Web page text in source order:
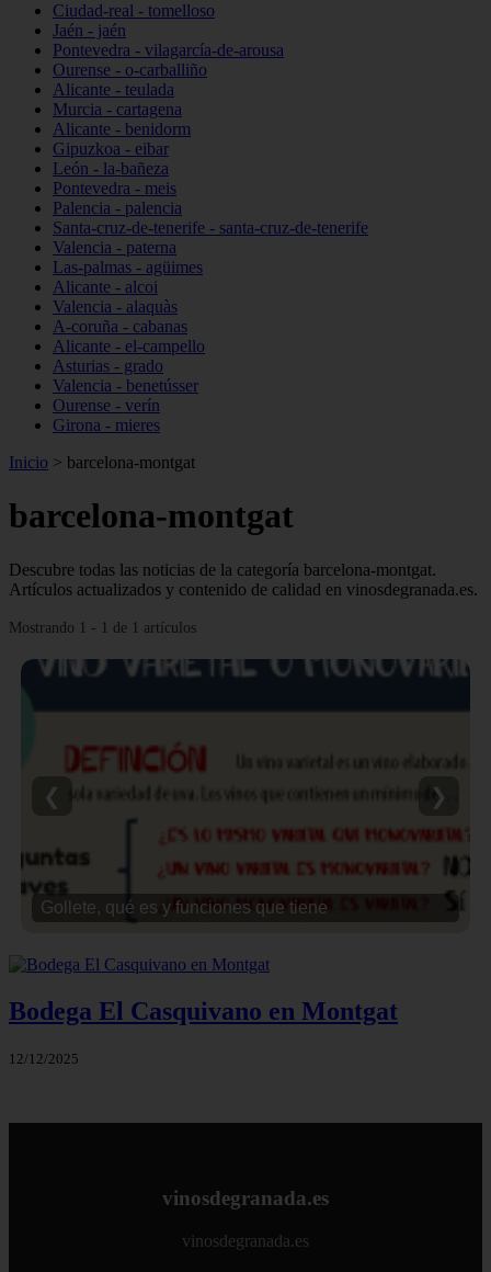
Ciudad-real - tomelloso
Jaén - jaén
Pontevedra - vilagarcía-de-arousa
Ourense - o-carballiño
Alicante - teulada
Murcia - cartagena
Alicante - benidorm
Gipuzkoa - eibar
León - la-bañeza
Pontevedra - meis
Palencia - palencia
Santa-cruz-de-tenerife - santa-cruz-de-tenerife
Valencia - paterna
Las-palmas - agüimes
Alicante - alcoi
Valencia - alaquàs
A-coruña - cabanas
Alicante - el-campello
Asturias - grado
Valencia - benetússer
Ourense - verín
Girona - mieres
Inicio > barcelona-montgat
barcelona-montgat
Descubre todas las noticias de la categoría barcelona-montgat.
Artículos actualizados y contenido de calidad en vinosdegranada.es.
Mostrando 1 - 1 de 1 artículos
Gollete, qué es y funciones que tiene
❮ ❯
Bodega El Casquivano en Montgat
12/12/2025
vinosdegranada.es
vinosdegranada.es